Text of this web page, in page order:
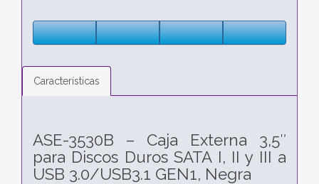
Características
ASE-3530B – Caja Externa 3,5″
para Discos Duros SATA I, II y III a
USB 3.0/USB3.1 GEN1, Negra